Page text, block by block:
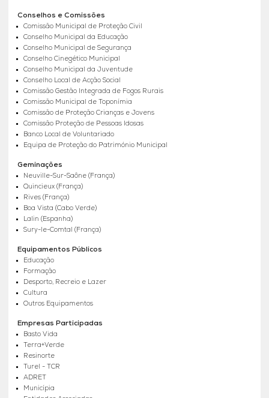
Conselhos e Comissões
Comissão Municipal de Proteção Civil
Conselho Municipal da Educação
Conselho Municipal de Segurança
Conselho Cinegético Municipal
Conselho Municipal da Juventude
Conselho Local de Acção Social
Comissão Gestão Integrada de Fogos Rurais
Comissão Municipal de Toponímia
Comissão de Proteção Crianças e Jovens
Comissão Proteção de Pessoas Idosas
Banco Local de Voluntariado
Equipa de Proteção do Património Municipal
Geminações
Neuville-Sur-Saône (França)
Quincieux (França)
Rives (França)
Boa Vista (Cabo Verde)
Lalin (Espanha)
Sury-le-Comtal (França)
Equipamentos Públicos
Educação
Formação
Desporto, Recreio e Lazer
Cultura
Outros Equipamentos
Empresas Participadas
Basto Vida
Terra+Verde
Resinorte
Turel - TCR
ADRET
Municípia